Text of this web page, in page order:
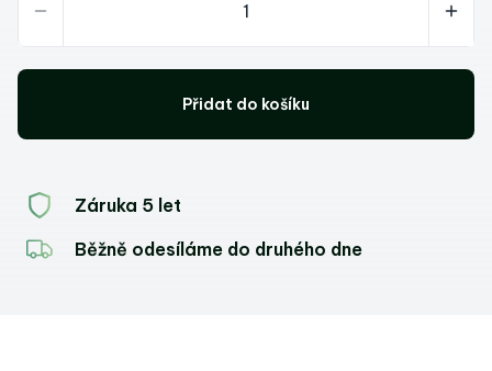
Přidat do košíku
Záruka 5 let
Běžně odesíláme do druhého dne